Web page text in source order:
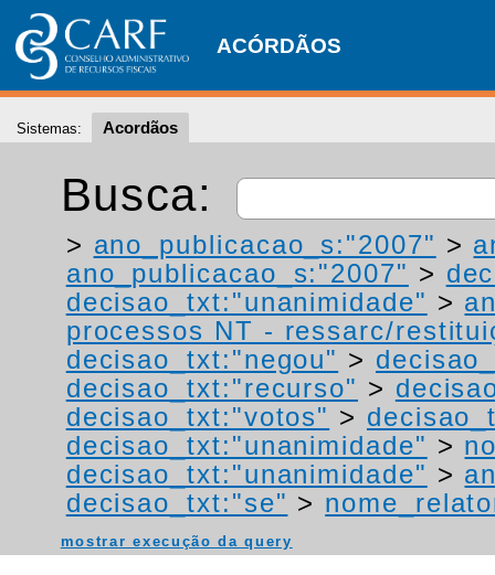
ACÓRDÃOS
Sistemas: Acordãos
Busca:
> ano_publicacao_s:"2007" >
ano_publicacao_s:"2007" >
decisao_txt:"unanimidade" >
processos NT - ressarc/
decisao_txt:"negou" >
decisao_txt:"recurso" >
decisao_txt:"votos" >
decisao_txt:"unanimidade" >
decisao_txt:"unanimidade" >
decisao_txt:"se" >
mostrar execução da query